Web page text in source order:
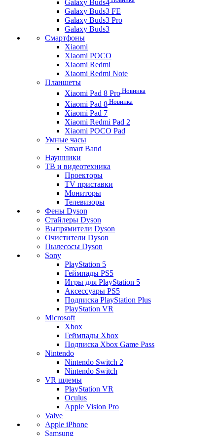
Galaxy Buds4
Galaxy Buds3 FE
Galaxy Buds3 Pro
Galaxy Buds3
Смартфоны
Xiaomi
Xiaomi POCO
Xiaomi Redmi
Xiaomi Redmi Note
Планшеты
Xiaomi Pad 8 Pro Новинка
Xiaomi Pad 8 Новинка
Xiaomi Pad 7
Xiaomi Redmi Pad 2
Xiaomi POCO Pad
Умные часы
Smart Band
Наушники
ТВ и видеотехника
Проекторы
TV приставки
Мониторы
Телевизоры
Фены Dyson
Стайлеры Dyson
Выпрямители Dyson
Очистители Dyson
Пылесосы Dyson
Sony
PlayStation 5
Геймпады PS5
Игры для PlayStation 5
Аксессуары PS5
Подписка PlayStation Plus
PlayStation VR
Microsoft
Xbox
Геймпады Xbox
Подписка Xbox Game Pass
Nintendo
Nintendo Switch 2
Nintendo Switch
VR шлемы
PlayStation VR
Oculus
Apple Vision Pro
Valve
Apple iPhone
Samsung